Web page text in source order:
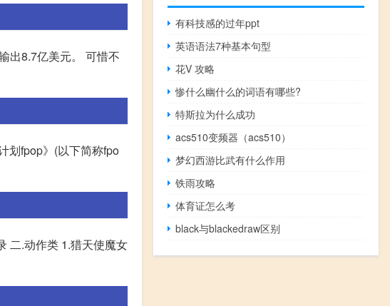
出8.7亿美元。 可惜不
划fpop》(以下简称fpo
二.动作类 1.猎天使魔女
有科技感的过年ppt
英语语法7种基本句型
花V 攻略
惨什么幽什么的词语有哪些?
特斯拉为什么成功
acs510变频器（acs510）
梦幻西游比武有什么作用
铁雨攻略
体育证怎么考
black与blackedraw区别